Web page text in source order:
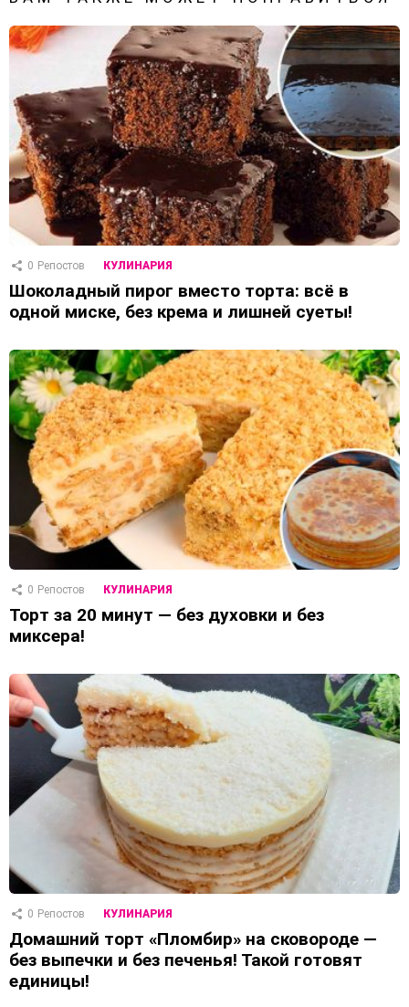
0 Репостов КУЛИНАРИЯ
Шоколадный пирог вместо торта: всё в
одной миске, без крема и лишней суеты!
0 Репостов КУЛИНАРИЯ
Торт за 20 минут — без духовки и без
миксера!
0 Репостов КУЛИНАРИЯ
Домашний торт «Пломбир» на сковороде —
без выпечки и без печенья! Такой готовят
единицы!